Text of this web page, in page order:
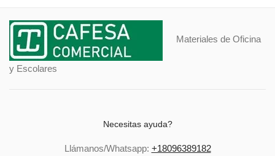
Materiales de Oficina
y Escolares
Necesitas ayuda?
Llámanos/Whatsapp: +18096389182